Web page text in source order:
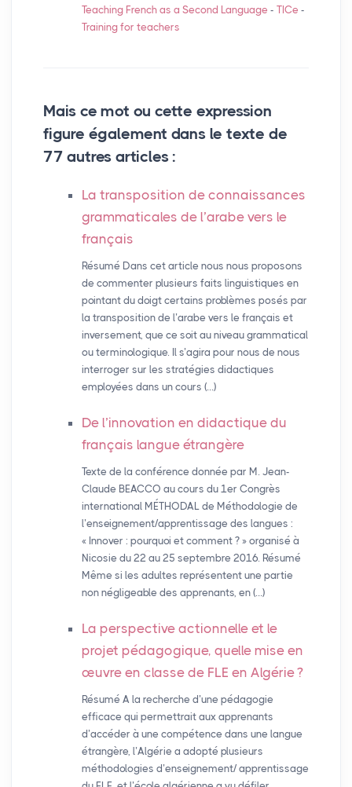
Teaching French as a Second Language - TICe -
Training for teachers
Mais ce mot ou cette expression
figure également dans le texte de
77 autres articles :
La transposition de connaissances
grammaticales de l’arabe vers le
français
Résumé Dans cet article nous nous proposons
de commenter plusieurs faits linguistiques en
pointant du doigt certains problèmes posés par
la transposition de l’arabe vers le français et
inversement, que ce soit au niveau grammatical
ou terminologique. Il s’agira pour nous de nous
interroger sur les stratégies didactiques
employées dans un cours (…)
De l’innovation en didactique du
français langue étrangère
Texte de la conférence donnée par M. Jean-
Claude BEACCO au cours du 1er Congrès
international MÉTHODAL de Méthodologie de
l’enseignement/apprentissage des langues :
« Innover : pourquoi et comment ? » organisé à
Nicosie du 22 au 25 septembre 2016. Résumé
Même si les adultes représentent une partie
non négligeable des apprenants, en (…)
La perspective actionnelle et le
projet pédagogique, quelle mise en
œuvre en classe de FLE en Algérie?
Résumé A la recherche d’une pédagogie
efficace qui permettrait aux apprenants
d’accéder à une compétence dans une langue
étrangère, l’Algérie a adopté plusieurs
méthodologies d’enseignement/ apprentissage